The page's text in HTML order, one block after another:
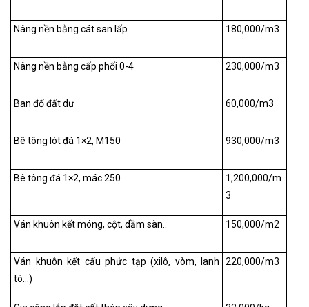
Nâng nền bằng cát san lấp 180,000/m3
Nâng nền bằng cấp phối 0-4 230,000/m3
Ban đổ đất dư 60,000/m3
Bê tông lót đá 1×2, M150 930,000/m3
Bê tông đá 1×2, mác 250
1,200,000/m
3
Ván khuôn kết móng, cột, dầm sàn.. 150,000/m2
Ván khuôn kết cấu phức tạp (xilô, vòm, lanh
tô…)
220,000/m3